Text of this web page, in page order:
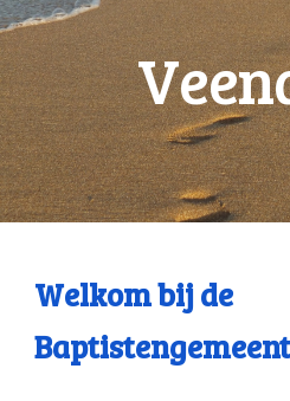
Welkom bij de